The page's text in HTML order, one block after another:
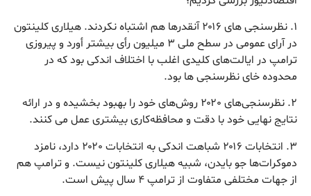
۱. نظرسنجی های ۲۰۱۶ آنقدرها هم اشتباه نکردند. هیلاری کلینتون
در آرای عمومی در سطح ملی ۳ میلیون رأی بیشتر أورد و پیروزی
ترامپ در ایالت‌های کلیدی اغلب با اختلاف اندکی بود که در
محدوده خای نظرسنجی ها بود.
۲. نظرسنجی‌های ۲۰۲۰ روش‌های خود را بهبود بخشیده و در ارائه
نتایج نهایی خود با دقت و محافظه‌کاری بیشتری عمل می کنند.
۳. انتخابات ۲۰۱۶ شباهت اندکی به انتخابات ۲۰۲۰ دارد، نامزد
دموکرات‌ها جو بایدن، شبیه هیلاری کلینتون نیست. و ترامپ هم
از جهات مختلفی متفاوت از ترامپ ۴ سال پیش است.